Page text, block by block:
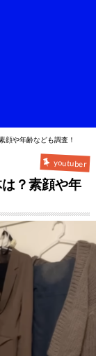
顔や年齢なども調査！
youtuber
？素顔や年